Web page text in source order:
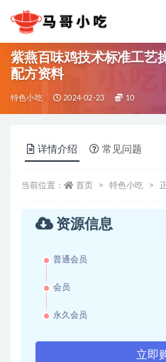
紫燕百味鸡技术标准工艺
配方资料
特色小吃 2024-02-23 10
详情介绍 常见问题
当前位置： 首页 特色小吃
资源信息
普通会员
会员
永久会员
立即